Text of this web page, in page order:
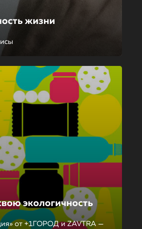
жизни
экологичность
от +1ГОРОД и ZAVTRA —